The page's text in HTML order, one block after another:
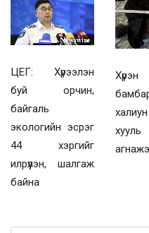
ЦЕГ: Хүрээлэн
буй орчин,
байгаль
экологийн эсрэг
44 хэргийг
илрүүлэн, шалгаж
байна
Хүрэн